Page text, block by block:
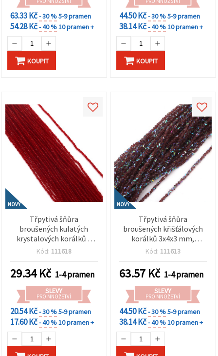
63.33 Kč- 30 %5-9 pramen
54.28 Kč- 40 %10 pramen +
KOUPIT
44.50 Kč- 30 %5-9 pramen
38.14 Kč- 40 %10 pramen +
KOUPIT
NOVÝ
Třpytivá šňůra
broušených kulatých
krystalových korálků s
fazetami, dírka 2 mm / 1
červená s živým leskem,
cca 180 ks
Kód: 111618
29.34Kč 1-4 pramen
SLEVY
PRO MNOŽSTVÍ
20.54 Kč- 30 %5-9 pramen
17.60 Kč- 40 %10 pramen +
NOVÝ
Třpytivá šňůra
broušených křišťálových
korálků 3x4x3 mm,
průvlek 1 mm – elegantní
s AB efektem ~130 ks
Kód: 111613
63.57 Kč 1-4 pramen
SLEVY
PRO MNOŽSTVÍ
44.50 Kč- 30 %5-9 pramen
38.14 Kč- 40 %10 pramen +